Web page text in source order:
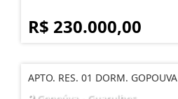
R$ 230.000,00
APTO. RES. 01 DORM. GOPOUVA